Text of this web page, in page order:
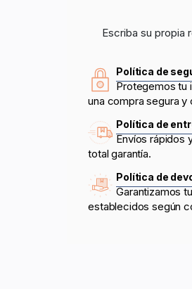
Escriba su propia
Política de
Protegemos tu
una compra segura y
Política de
Envíos rápidos
total garantía.
Política de
Garantizamos
establecidos según